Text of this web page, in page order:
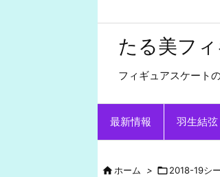
たる美フ
フィギュアスケート
最新情報 羽生結弦
ホーム > 2018-19シ